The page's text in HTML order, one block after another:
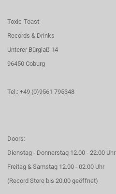
Toxic-Toast
Records & Drinks
Unterer Bürglaß 14
96450 Coburg
Tel.: +49 (0)9561 795348
Doors:
Dienstag - Donnerstag 12.00 - 22.00 Uhr
Freitag & Samstag 12.00 - 02.00 Uhr
(Record Store bis 20.00 geöffnet)